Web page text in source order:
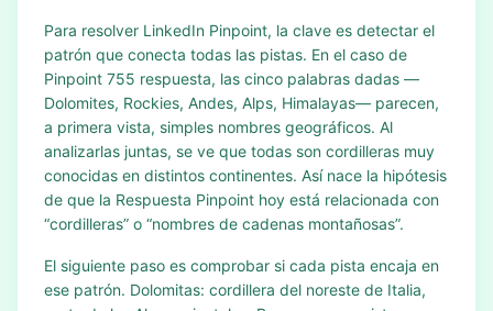
Para resolver LinkedIn Pinpoint, la clave es detectar el
patrón que conecta todas las pistas. En el caso de
Pinpoint 755 respuesta, las cinco palabras dadas —
Dolomites, Rockies, Andes, Alps, Himalayas— parecen,
a primera vista, simples nombres geográficos. Al
analizarlas juntas, se ve que todas son cordilleras muy
conocidas en distintos continentes. Así nace la hipótesis
de que la Respuesta Pinpoint hoy está relacionada con
“cordilleras” o “nombres de cadenas montañosas”.
El siguiente paso es comprobar si cada pista encaja en
ese patrón. Dolomitas: cordillera del noreste de Italia,